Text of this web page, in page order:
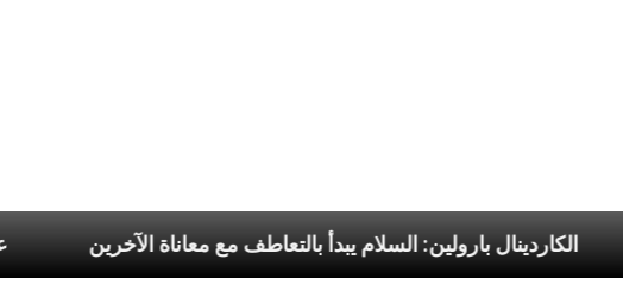
الكاردينال بارولين: السلام يبدأ بالتعاطف مع معاناة الرسوليّة